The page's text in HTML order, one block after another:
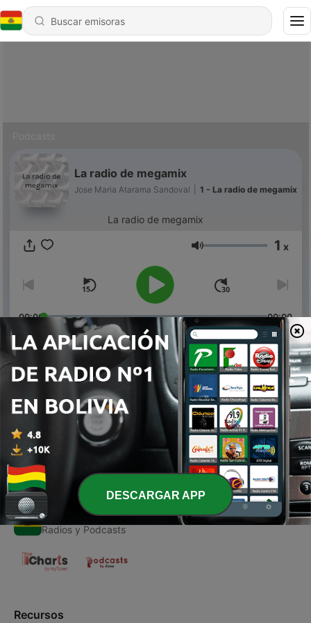
La radio de megamix
Jose Maria Atarama Sandoval 1 - La radio de megamix
La radio de megamix
Volumen 1 x
00:00 00:00
Episodios
1 - La radio de megamix
Radios de Bolivia
Radios y Podcasts
Recursos
DESCARGAR APP